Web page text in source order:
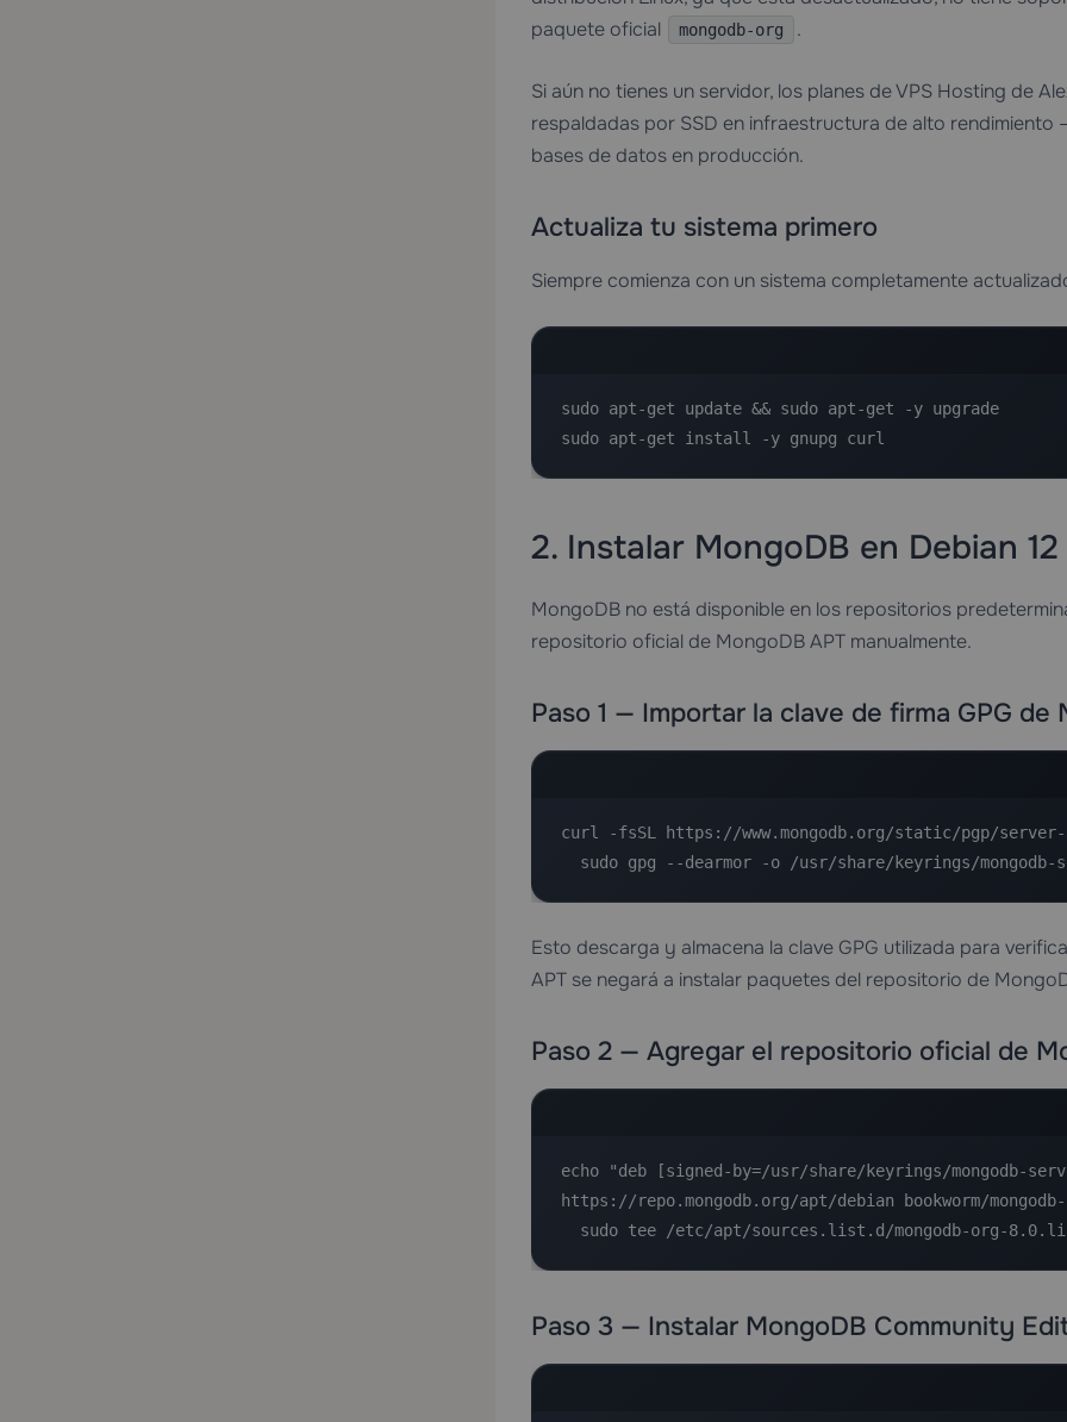
paquete oficial
mongodb-org .
Si aún no tienes un servidor, los planes deVPS Hosting de
respaldadas por SSD en infraestructura de alto
bases de datos en producción.
Actualiza tu sistema primero
Siempre comienza con un sistema completamente
sudo apt-get update && sudo apt-get -y upgrade
sudo apt-get install -y gnupg curl
2. Instalar MongoDB en Debian
MongoDB no está disponible en los repositorios
repositorio oficial de MongoDB APT manualmente.
Paso 1 — Importar la clave de firma GPG de
curl -fsSL https://www.mongodb.org/static/pgp/
sudo gpg --dearmor -o /usr/share/keyrings/mongodb-
Esto descarga y almacena la clave GPG utilizada para
APT se negará a instalar paquetes del repositorio de
Paso 2 — Agregar el repositorio oficial de
echo "deb [signed-by=/usr/share/keyrings/mongodb-
https://repo.mongodb.org/apt/debian bookworm/
sudo tee /etc/apt/sources.list.d/mongodb-org-
Paso 3 — Instalar MongoDB Community